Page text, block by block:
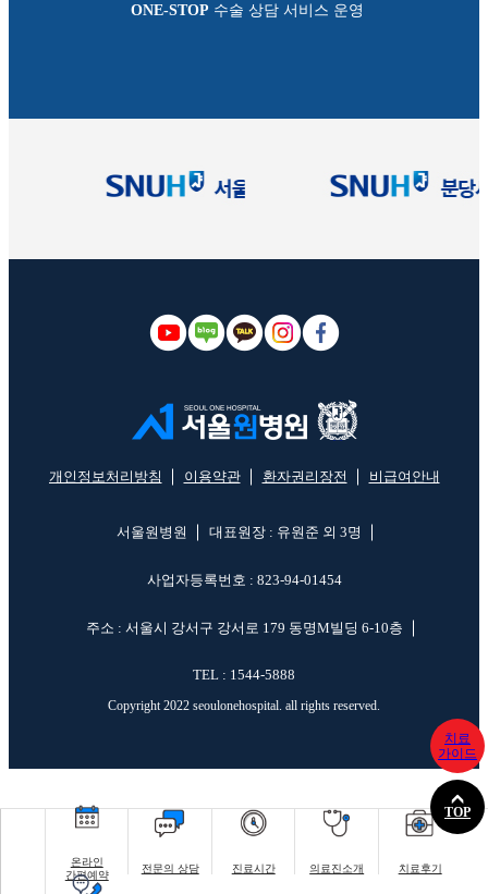
온라인
간편예약
전문의 상담 진료시간 의료진소개 치료후기
치료
가이드
TOP
ONE-STOP 수술 상담 서비스 운영
개인정보처리방침 이용약관 환자권리장전 비급여안내
서울원병원 대표원장 : 유원준 외 3명
사업자등록번호 : 823-94-01454
주소 : 서울시 강서구 강서로 179 동명M빌딩 6-10층
TEL : 1544-5888
Copyright 2022 seoulonehospital. all rights reserved.